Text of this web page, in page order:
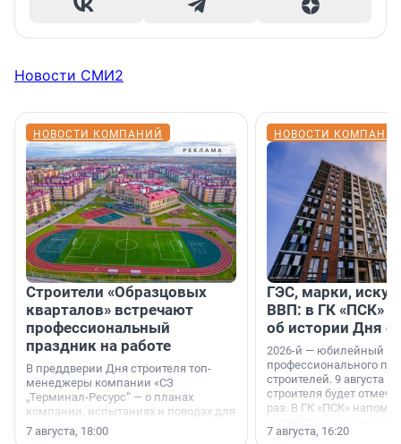
Новости СМИ2
НОВОСТИ КОМПАНИЙ
Строители «Образцовых
кварталов» встречают
профессиональный
праздник на работе
В преддверии Дня строителя топ-
менеджеры компании «СЗ
„Терминал-Ресурс“ — о планах
компании, испытаниях и поводах для
осторожного оптимизма.
7 августа, 18:00
НОВОСТИ
ГЭС, марки,
ВВП: в ГК «ПСК»
об истории Дня
2026-й — юбилейный
профессионального
строителей. 9 августа
строителя будет
раз. В ГК «ПСК»
поменялась роль
7 августа, 16:20